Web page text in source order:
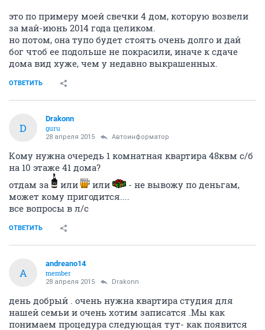
1 ... 10 11 12 13 14 ... 21
ИРУСЯ
27 апреля 2015
если за месяц 5 этажей обещают - значит за
это по примеру моей свечки 4 дом, которую возвели
за май-июнь 2014 года целиком.
но потом, она тупо будет стоять очень долго и дай
бог чтоб ее подольше не покрасили, иначе к сдаче
Drakonn
guru
Кому нужна очередь 1 комнатная квартира 48квм с/б
на 10 этаже 41 дома?